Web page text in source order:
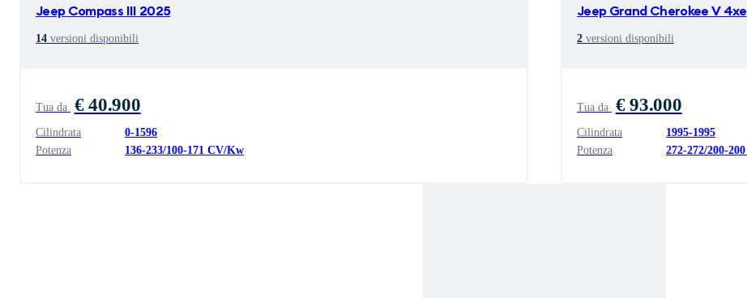
Jeep Compass III 2025
14 versioni disponibili
Tua da € 40.900
Cilindrata 0-1596
Potenza
136-233/100-171 CV/Kw
Jeep Grand Cherokee V 4xe
2 versioni disponibili
Tua da € 93.000
Cilindrata 1995-1995
Potenza
272-272/200-200